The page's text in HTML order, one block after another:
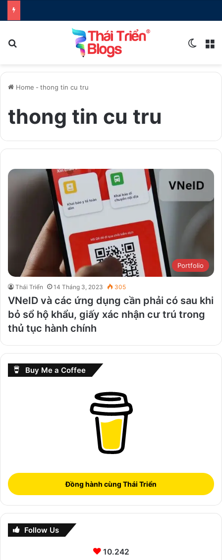
Home - thong tin cu tru
thong tin cu tru
Portfolio
Thái Triển 14 Tháng 3, 2023 305
VNeID và các ứng dụng cần phải có sau khi
bỏ sổ hộ khẩu, giấy xác nhận cư trú trong
thủ tục hành chính
Buy Me a Coffee
Đồng hành cùng Thái Triển
Follow Us
10.242